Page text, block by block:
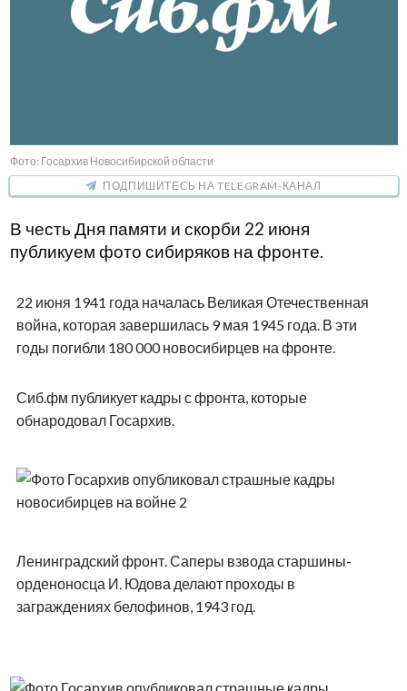
Фото: Госархив Новосибирской области
ПОДПИШИТЕСЬ НА TELEGRAM-КАНАЛ
В честь Дня памяти и скорби 22 июня
публикуем фото сибиряков на фронте.
22 июня 1941 года началась Великая Отечественная
война, которая завершилась 9 мая 1945 года. В эти
годы погибли 180 000 новосибирцев на фронте.
Сиб.фм публикует кадры с фронта, которые
обнародовал Госархив.
Ленинградский фронт. Саперы взвода старшины-
орденоносца И. Юдова делают проходы в
заграждениях белофинов, 1943 год.